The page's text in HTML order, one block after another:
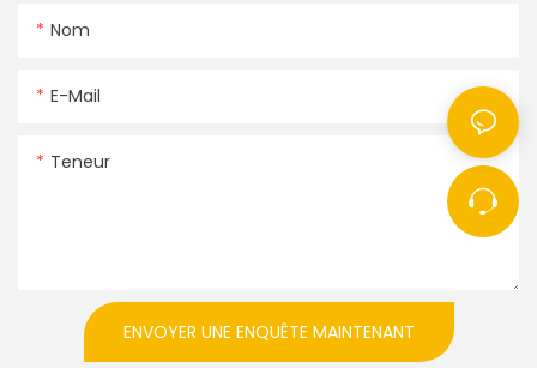
Nom
E-Mail
Teneur
ENVOYER UNE ENQUÊTE MAINTENANT